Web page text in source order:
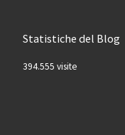
Statistiche del Blog
394.555 visite